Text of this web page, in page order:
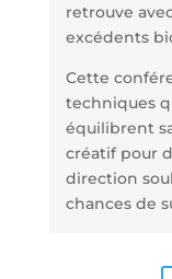
retrouve
excédents
Cette
techniques
équilibrent
créatif pour
direction
chances de